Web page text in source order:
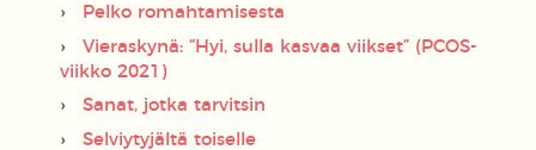
Pelko romahtamisesta
Vieraskynä: ”Hyi, sulla kasvaa viikset” (PCOS-
viikko 2021)
Sanat, jotka tarvitsin
Selviytyjältä toiselle